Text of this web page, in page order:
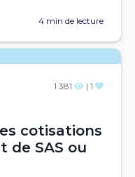
4 min de lecture
1 381 | 1
cotisations
de SAS ou